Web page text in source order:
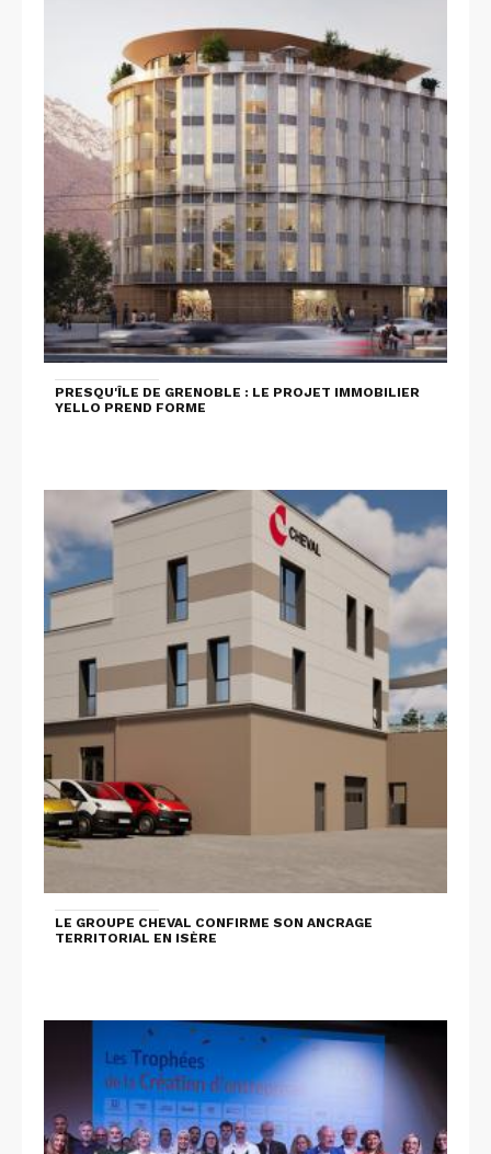
PRESQU'ÎLE DE GRENOBLE : LE PROJET IMMOBILIER
YELLO PREND FORME
LE GROUPE CHEVAL CONFIRME SON ANCRAGE
TERRITORIAL EN ISÈRE